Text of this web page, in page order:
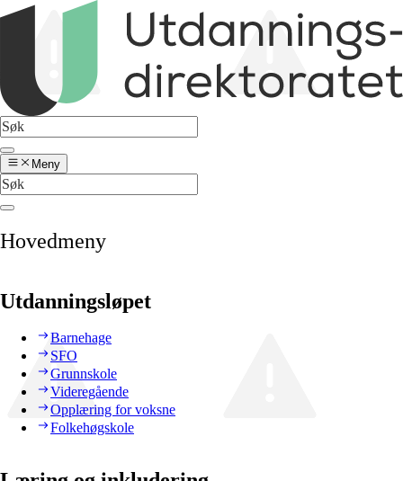
Meny
Hovedmeny
Utdanningsløpet
Barnehage
SFO
Grunnskole
Videregående
Opplæring for voksne
Folkehøgskole